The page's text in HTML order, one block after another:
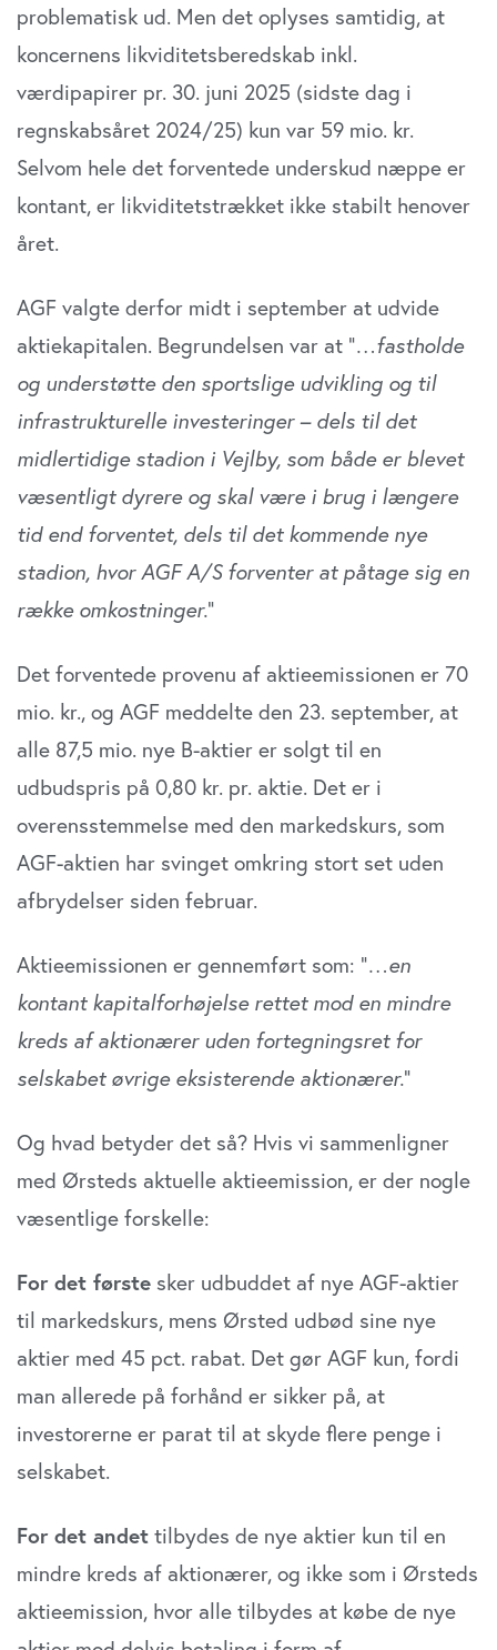
din brug af vores website med vores partnere inden for
sociale medier, annonceringspartnere og
analysepartnere. Vores partnere kan kombinere disse
data med andre oplysninger, du har givet dem, eller som
de har indsamlet fra din brug af deres tjenester. Du
samtykker til vores cookies, hvis du fortsætter med at
problematisk ud. Men det oplyses samtidig, at
koncernens likviditetsberedskab inkl.
værdipapirer pr. 30. juni 2025 (sidste dag i
regnskabsåret 2024/25) kun var 59 mio. kr.
Selvom hele det forventede underskud næppe er
kontant, er likviditetstrækket ikke stabilt henover
året.
AGF valgte derfor midt i september at udvide
aktiekapitalen. Begrundelsen var at ”…fastholde
og understøtte den sportslige udvikling og til
infrastrukturelle investeringer – dels til det
midlertidige stadion i Vejlby, som både er blevet
væsentligt dyrere og skal være i brug i længere
tid end forventet, dels til det kommende nye
stadion, hvor AGF A/S forventer at påtage sig en
række omkostninger.”
Det forventede provenu af aktieemissionen er 70
mio. kr., og AGF meddelte den 23. september, at
alle 87,5 mio. nye B-aktier er solgt til en
udbudspris på 0,80 kr. pr. aktie. Det er i
overensstemmelse med den markedskurs, som
AGF-aktien har svinget omkring stort set uden
afbrydelser siden februar.
Aktieemissionen er gennemført som: ”…en
kontant kapitalforhøjelse rettet mod en mindre
kreds af aktionærer uden fortegningsret for
selskabet øvrige eksisterende aktionærer.”
Og hvad betyder det så? Hvis vi sammenligner
med Ørsteds aktuelle aktieemission, er der nogle
væsentlige forskelle:
For det første sker udbuddet af nye AGF-aktier
til markedskurs, mens Ørsted udbød sine nye
aktier med 45 pct. rabat. Det gør AGF kun, fordi
man allerede på forhånd er sikker på, at
investorerne er parat til at skyde flere penge i
selskabet.
For det andet tilbydes de nye aktier kun til en
mindre kreds af aktionærer, og ikke som i Ørsteds
aktieemission, hvor alle tilbydes at købe de nye